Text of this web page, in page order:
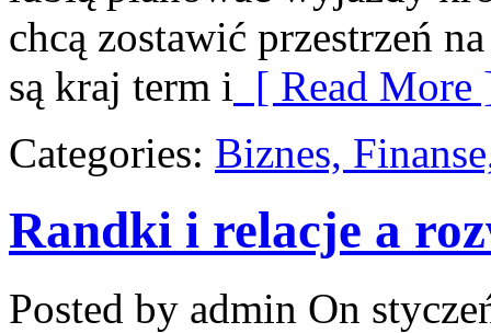
chcą zostawić przestrzeń
są kraj term i [ Read More
Categories: Biznes,
Randki i relacje a
Posted by admin On